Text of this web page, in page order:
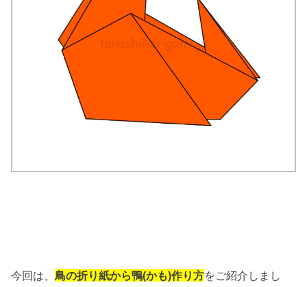
今回は、鳥の折り紙から鴨(かも)作り方をご紹介しまし